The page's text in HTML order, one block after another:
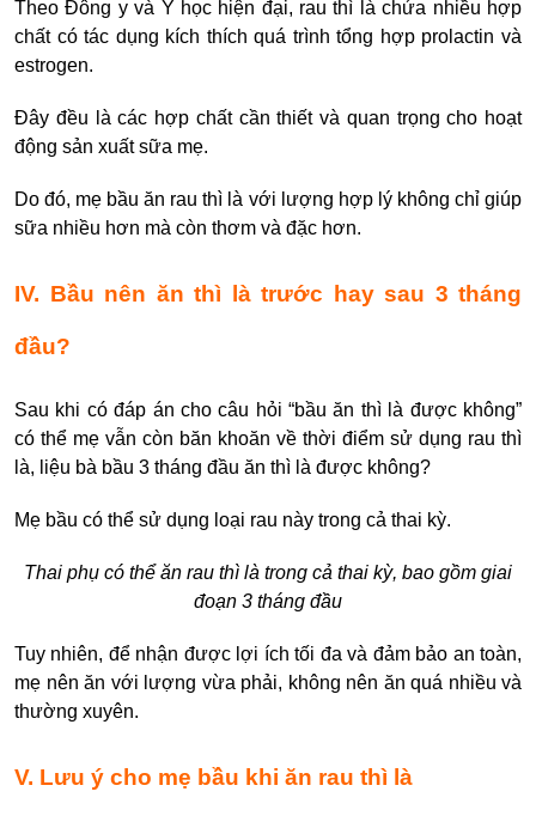
Theo Đông y và Y học hiện đại, rau thì là chứa nhiều hợp
chất có tác dụng kích thích quá trình tổng hợp prolactin và
estrogen.
Đây đều là các hợp chất cần thiết và quan trọng cho hoạt
động sản xuất sữa mẹ.
Do đó, mẹ bầu ăn rau thì là với lượng hợp lý không chỉ giúp
sữa nhiều hơn mà còn thơm và đặc hơn.
IV. Bầu nên ăn thì là trước hay sau 3 tháng
đầu?
Sau khi có đáp án cho câu hỏi “bầu ăn thì là được không”
có thể mẹ vẫn còn băn khoăn về thời điểm sử dụng rau thì
là, liệu bà bầu 3 tháng đầu ăn thì là được không?
Mẹ bầu có thể sử dụng loại rau này trong cả thai kỳ.
Thai phụ có thể ăn rau thì là trong cả thai kỳ, bao gồm giai
đoạn 3 tháng đầu
Tuy nhiên, để nhận được lợi ích tối đa và đảm bảo an toàn,
mẹ nên ăn với lượng vừa phải, không nên ăn quá nhiều và
thường xuyên.
V. Lưu ý cho mẹ bầu khi ăn rau thì là